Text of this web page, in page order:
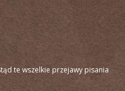
te wszelkie przejawy pisania